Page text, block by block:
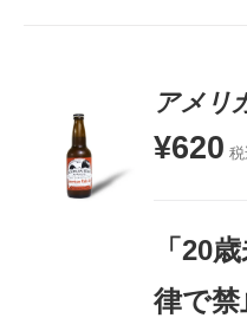
お買い物
カゴに追
アメリ
¥620 税
「20
律で禁